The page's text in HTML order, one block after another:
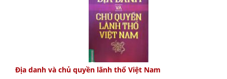
Địa danh và chủ quyền lãnh thổ Việt Nam